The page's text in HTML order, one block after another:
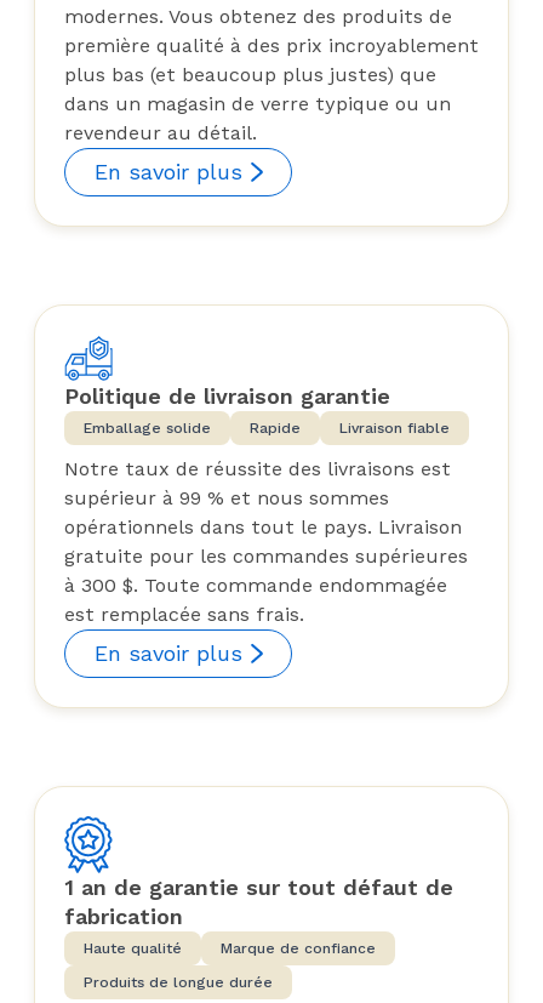
modernes. Vous obtenez des produits de
première qualité à des prix incroyablement
plus bas (et beaucoup plus justes) que
dans un magasin de verre typique ou un
revendeur au détail.
En savoir plus
Politique de livraison garantie
Emballage solide Rapide Livraison fiable
Notre taux de réussite des livraisons est
supérieur à 99 % et nous sommes
opérationnels dans tout le pays. Livraison
gratuite pour les commandes supérieures
à 300 $. Toute commande endommagée
est remplacée sans frais.
En savoir plus
1 an de garantie sur tout défaut de
fabrication
Haute qualité
Marque de confiance
Produits de longue durée